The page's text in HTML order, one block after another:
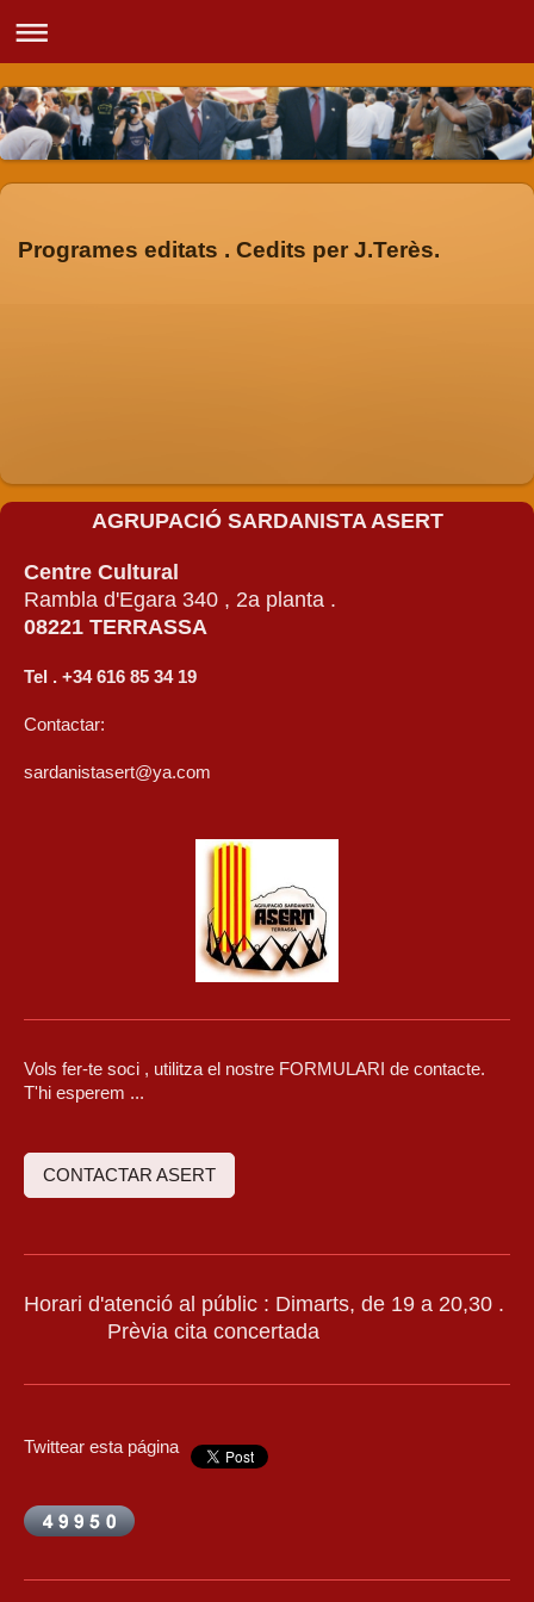
Programes editats . Cedits per J.Terès.
AGRUPACIÓ SARDANISTA ASERT
Centre Cultural
Rambla d'Egara 340 , 2a planta .
08221 TERRASSA
Tel . +34 616 85 34 19
Contactar:
sardanistasert@ya.com
Vols fer-te soci , utilitza el nostre FORMULARI de contacte.
T'hi esperem ...
CONTACTAR ASERT
Horari d'atenció al públic : Dimarts, de 19 a 20,30 .
Prèvia cita concertada
Twittear esta página